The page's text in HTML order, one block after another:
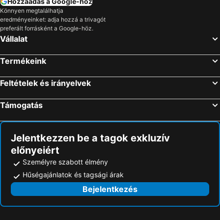
Lixouri, Jón-szigetek Szállás
Svoronata, Jón-szigetek Szállás
Athén, Attica Szállás
Kavos, Jón-szigetek Szállás
Rodosz város, Dél-Égei Szállás
Kamari, Dél-Égei Szállás
Könnyen megtalálhatja
eredményeinket: adja hozzá a trivagót
preferált forrásként a Google-höz.
Vállalat
Termékeink
Feltételek és irányelvek
Támogatás
Jelentkezzen be a tagok exkluzív
előnyeiért
Személyre szabott élmény
Hűségajánlatok és tagsági árak
Bejelentkezés